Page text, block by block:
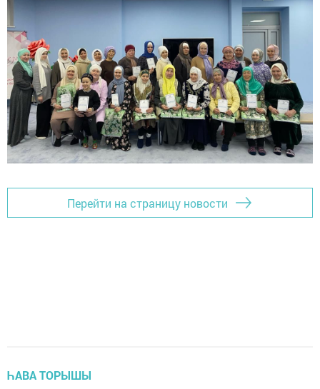
Перейти на страницу новости
ҺАВА ТОРЫШЫ